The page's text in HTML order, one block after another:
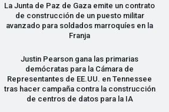
La Junta de Paz de Gaza emite un contrato
de construcción de un puesto militar
avanzado para soldados marroquíes en la
Franja
Justin Pearson gana las primarias
demócratas para la Cámara de
Representantes de EE.UU. en Tennessee
tras hacer campaña contra la construcción
de centros de datos para la IA